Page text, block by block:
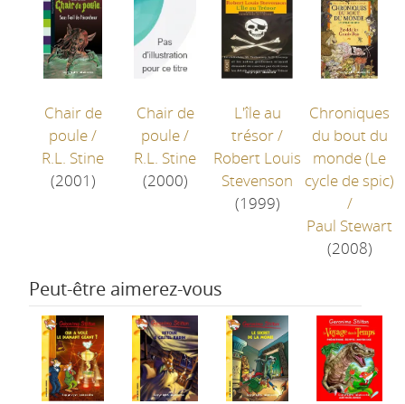
Chair de
poule/
R.L. Stine
(2001)
Chair de
poule/
R.L. Stine
(2000)
L'île au
trésor/
Robert Louis
Stevenson
(1999)
Chroniques
du bout du
monde (Le
cycle de spic)
/
Paul Stewart
(2008)
Peut-être aimerez-vous